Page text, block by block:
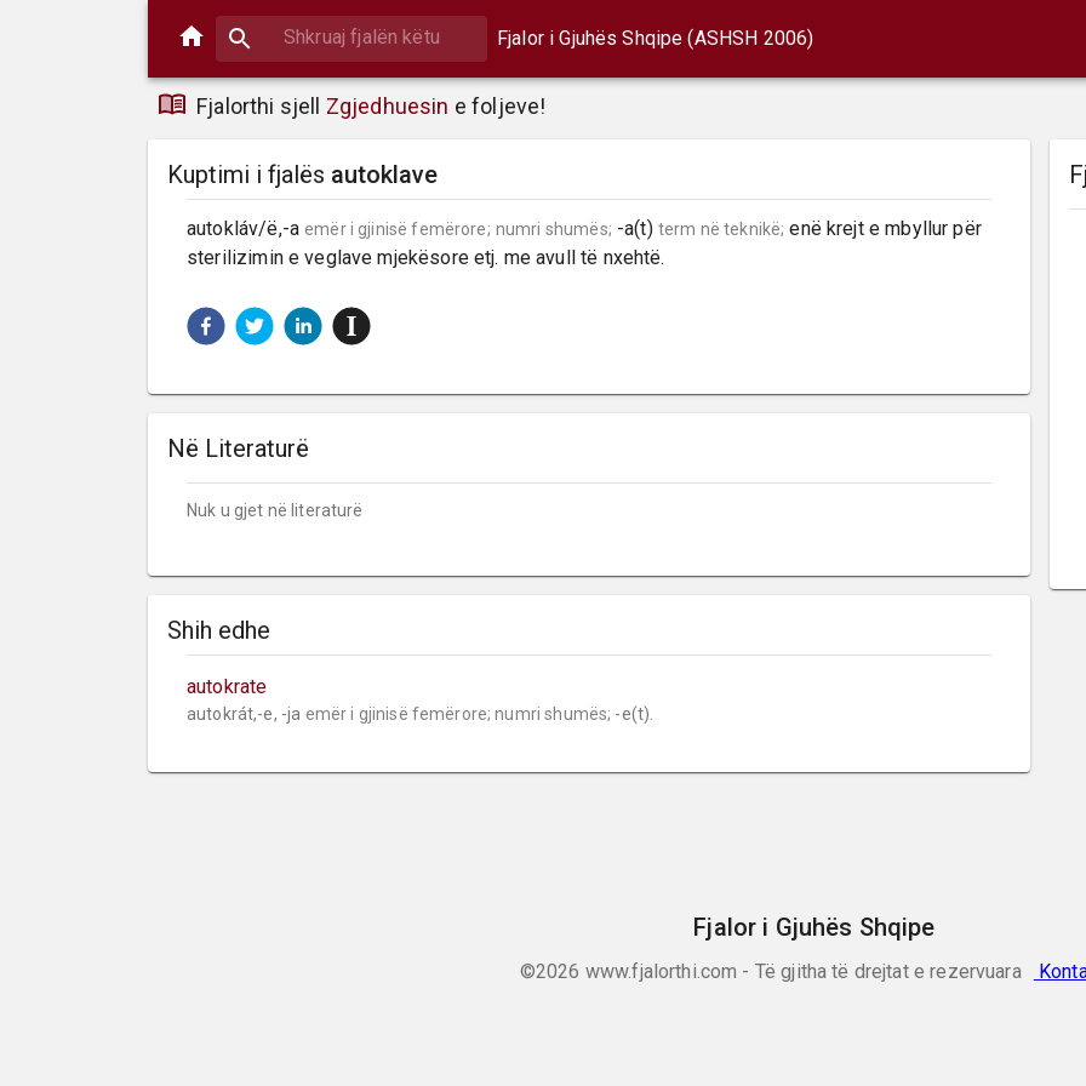
Fjalor i Gjuhës Shqipe (ASHSH 2006)
Fjalorthi sjell Zgjedhuesin e foljeve!
Kuptimi i fjalës autoklave
autokláv/ë,-a emër i gjinisë femërore; numri shumës; -a(t) term në teknikë; enë krejt e mbyllur për
sterilizimin e veglave mjekësore etj. me avull të nxehtë.
Në Literaturë
Nuk u gjet në literaturë
Shih edhe
autokrate
autokrát,-e, -ja emër i gjinisë femërore; numri shumës; -e(t).
Fjalor i Gjuhës Shqipe
©2026 www.fjalorthi.com - Të gjitha të drejtat e rezervuara